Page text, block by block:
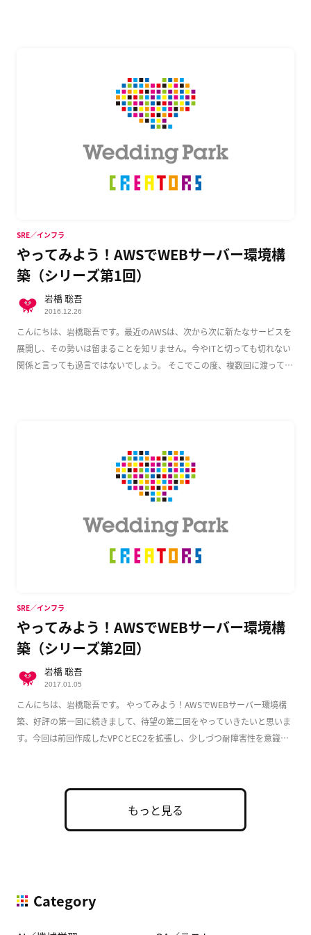
やってみよう！AWSでWEBサーバー環境構
築（シリーズ第1回）
こんにちは、岩橋聡吾です。最近のAWSは、次から次に新たなサービスを
展開し、その勢いは留まることを知リません。今やITと切っても切れない
関係と言っても過言ではないでしょう。 そこでこの度、複数回に渡って
SRE／インフラ
岩橋 聡吾
2016.12.26
やってみよう！AWSでWEBサーバー環境構
築（シリーズ第2回）
こんにちは、岩橋聡吾です。 やってみよう！AWSでWEBサーバー環境構
築、好評の第一回に続きまして、待望の第二回をやっていきたいと思いま
す。今回は前回作成したVPCとEC2を拡張し、少しづつ耐障害性を意識し
SRE／インフラ
岩橋 聡吾
2017.01.05
もっと見る
Category